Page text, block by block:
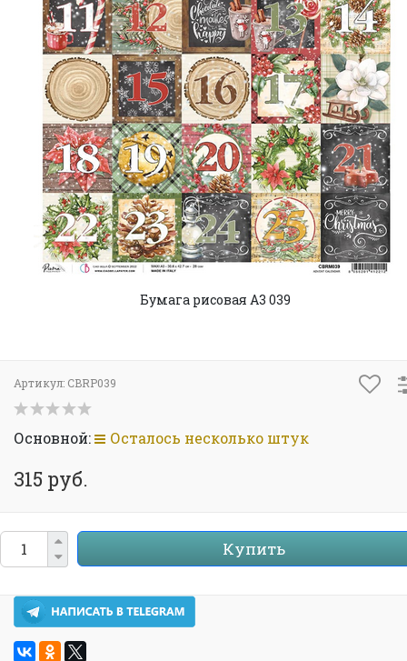
Бумага рисовая A3 039
Артикул: CBRP039
Основной: Осталось несколько штук
315 руб.
Купить